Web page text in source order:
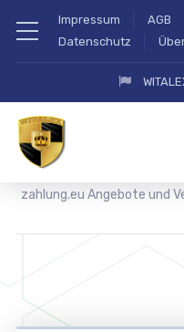
Impressum AGB
Datenschutz
zahlung.eu Angebote und